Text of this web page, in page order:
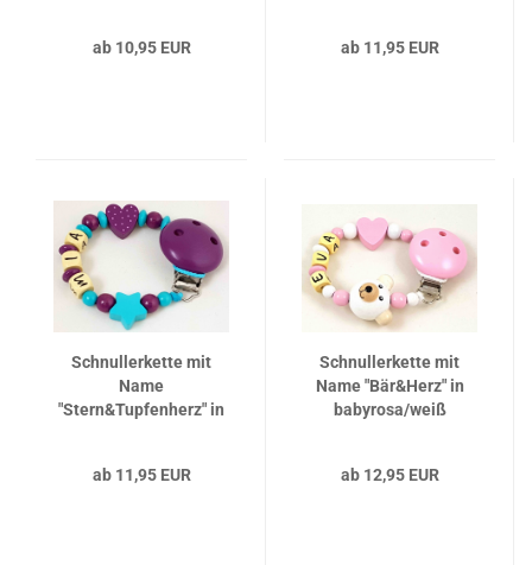
ab 10,95 EUR ab 11,95 EUR
Schnullerkette mit
Name
"Stern&Tupfenherz" in
ab 11,95 EUR
Schnullerkette mit
Name "Bär&Herz" in
babyrosa/weiß
ab 12,95 EUR